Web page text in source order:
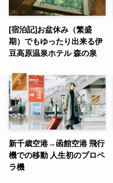
[宿泊記]お盆休み（繁盛
期）でもゆったり出来る伊
豆高原温泉ホテル 森の泉
新千歳空港→函館空港 飛行
機での移動 人生初のプロペ
ラ機